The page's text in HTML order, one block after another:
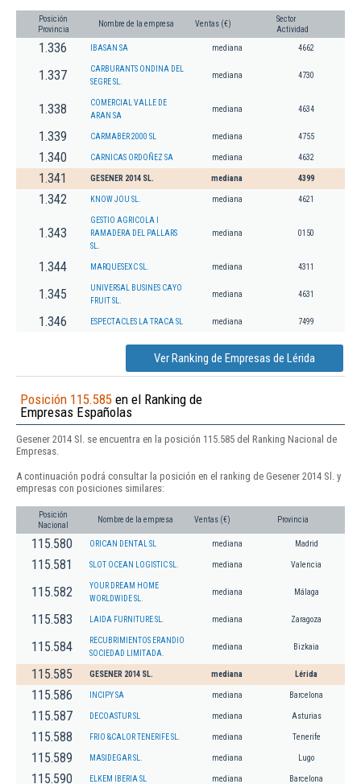
Posición
Provincia
Nombre de la empresa Ventas (€)
Sector
Actividad
1.336 IBASAN SA mediana 4662
1.337
CARBURANTS ONDINA DEL
SEGRE SL.
mediana 4730
1.338
COMERCIAL VALLE DE
ARAN SA
mediana 4634
1.339 CARMABER 2000 SL mediana 4755
1.340 CARNICAS ORDOÑEZ SA mediana 4632
1.341 GESENER 2014 SL. mediana 4399
1.342 KNOW JOU SL. mediana 4621
1.343
GESTIO AGRICOLA I
RAMADERA DEL PALLARS
SL.
mediana 0150
1.344 MARQUESEXC SL. mediana 4311
1.345
UNIVERSAL BUSINES CAYO
FRUIT SL.
mediana 4631
1.346 ESPECTACLES LA TRACA SL mediana 7499
Ver Ranking de Empresas de Lérida
Posición 115.585 en el Ranking de
Empresas Españolas
Gesener 2014 Sl. se encuentra en la posición 115.585 del Ranking Nacional de
Empresas.
A continuación podrá consultar la posición en el ranking de Gesener 2014 Sl. y
empresas con posiciones similares:
Posición
Nacional
Nombre de la empresa Ventas (€) Provincia
115.580 ORICAN DENTAL SL mediana Madrid
115.581 SLOT OCEAN LOGISTIC SL. mediana Valencia
115.582
YOUR DREAM HOME
WORLDWIDE SL.
mediana Málaga
115.583 LAIDA FURNITURE SL. mediana Zaragoza
115.584
RECUBRIMIENTOS ERANDIO
SOCIEDAD LIMITADA.
mediana Bizkaia
115.585 GESENER 2014 SL. mediana Lérida
115.586 INCIPY SA mediana Barcelona
115.587 DECOASTUR SL mediana Asturias
115.588 FRIO &CALOR TENERIFE SL. mediana Tenerife
115.589 MASIDEGAR SL. mediana Lugo
115.590 ELKEM IBERIA SL mediana Barcelona